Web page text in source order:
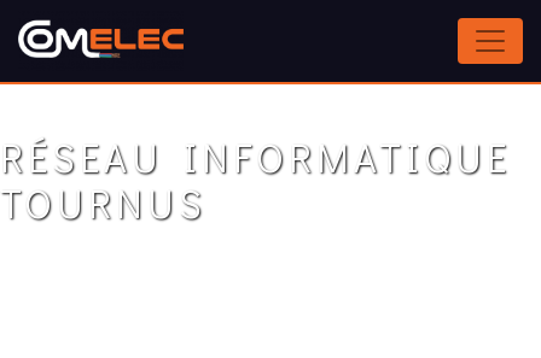
Panneau de gestion des cookies
RÉSEAU INFORMATIQUE
TOURNUS